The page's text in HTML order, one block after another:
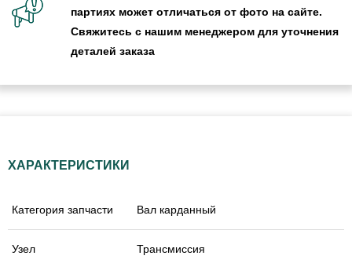
партиях может отличаться от фото на сайте.
Свяжитесь с нашим менеджером для уточнения
деталей заказа
ХАРАКТЕРИСТИКИ
Категория запчасти Вал карданный
Узел Трансмиссия